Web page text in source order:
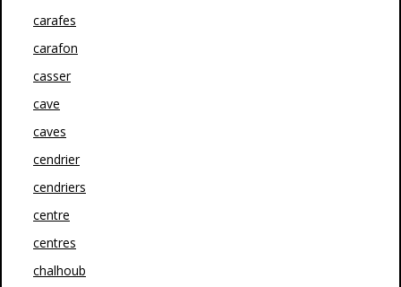
carafes
carafon
casser
cave
caves
cendrier
cendriers
centre
centres
chalhoub